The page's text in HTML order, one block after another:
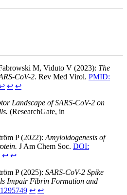
M, Viduto V (2023): The
CoV-2. Rev Med Virol. PMID:
↩︎ ↩︎
Landscape of SARS-CoV-2 on
(ResearchGate, in
P (2022): Amyloidogenesis of
J Am Chem Soc. DOI:
↩︎ ↩︎
P (2025): SARS-CoV-2 Spike
Impair Fibrin Formation and
↩︎ ↩︎